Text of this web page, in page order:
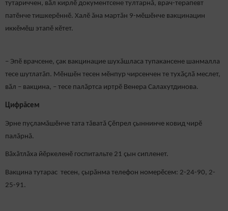
тутариччен, вӑл кирлӗ документсене тултарнă, врач-терапевт
патӗнче тишкерӗннӗ. Халӗ ăна мартăн 9-мӗшӗнче вакцинацин
иккӗмӗш этапӗ кӗтет.
– Эпӗ врачсене, ҫак вакцинацие шухăшласа тупакансене шанмалла
тесе шутлатăп. Мӗншӗн тесен мӗнпур чирсенчен те тухӑҫлӑ меслет,
вӑл – вакцина, – тесе палӑртса иртрӗ Венера Салахутдинова.
Цифрăсем
Эрне пуçламăшӗнче тата тăватă Çӗпрел çыннинче ковид чирӗ
палăрнă.
Вăхăтлăха йӗркеленӗ госпитальте 21 çын сипленет.
Вакцина тутарас тесен, çырăнма телефон номерӗсем: 2-24-90, 2-
25-91.